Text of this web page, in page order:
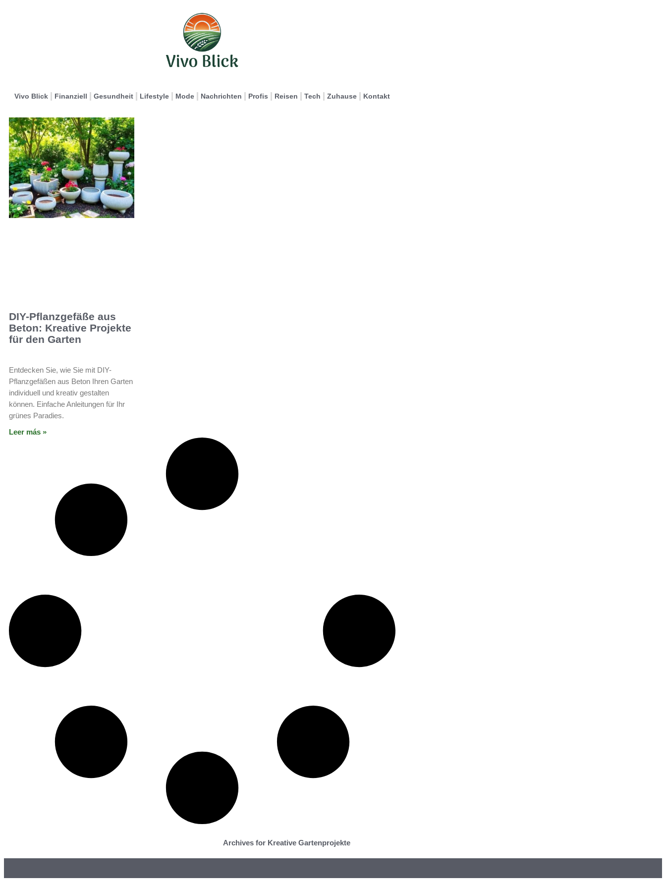
Vivo Blick Finanziell Gesundheit Lifestyle Mode Nachrichten Profis Reisen Tech Zuhause Kontakt
DIY-Pflanzgefäße aus
Beton: Kreative Projekte
für den Garten
Entdecken Sie, wie Sie mit DIY-
Pflanzgefäßen aus Beton Ihren Garten
individuell und kreativ gestalten
können. Einfache Anleitungen für Ihr
grünes Paradies.
Leer más »
Archives for Kreative Gartenprojekte